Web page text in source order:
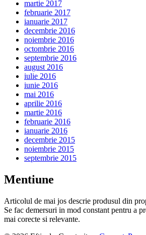
martie 2017
februarie 2017
ianuarie 2017
decembrie 2016
noiembrie 2016
octombrie 2016
septembrie 2016
august 2016
iulie 2016
iunie 2016
mai 2016
aprilie 2016
martie 2016
februarie 2016
ianuarie 2016
decembrie 2015
noiembrie 2015
septembrie 2015
Mentiune
Articolul de mai jos descrie produsul din
Se fac demersuri in mod constant pentru a
mai corecte si relevante.